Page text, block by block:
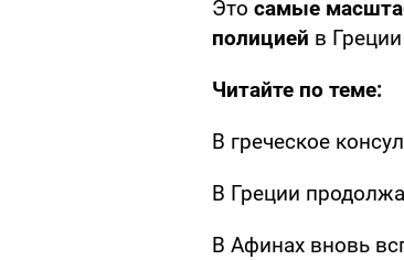
Это самые
полицией в
Читайте по теме:
В греческое
В Греции
В Афинах вновь